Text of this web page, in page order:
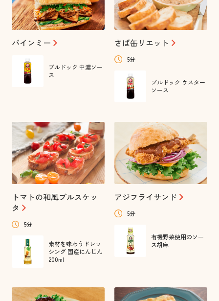
バインミー
ブルドック 中濃ソー
ス
さば缶リエット
5分
ブルドック ウスター
ソース
トマトの和風ブルスケッ
タ
5分
素材を味わうドレッ
シング 国産にんじん
200ml
アジフライサンド
5分
有機野菜使用のソー
ス胡麻